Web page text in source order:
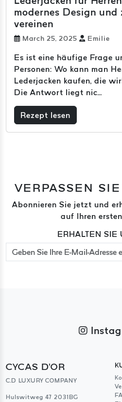
modernes Design
vereinen
March 25, 2025 Emilie
Es ist eine häufige Frage
Personen: Wo kann man
Lederjacken kaufen, die
Die Antwort liegt nic...
Rezept lesen
VERPASSEN
Abonnieren Sie jetzt und
auf Ihren
ERHALTEN SIE
CYCAS D'OR
C.D LUXURY COMPANY
Hulswitweg 47 2031BG